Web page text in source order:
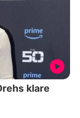
klare